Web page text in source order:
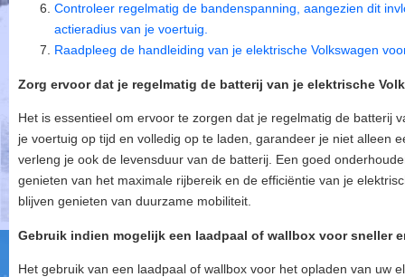
Controleer regelmatig de bandenspanning, aangezien dit
actieradius van je voertuig.
Raadpleeg de handleiding van je elektrische Volkswagen
Zorg ervoor dat je regelmatig de batterij van je elektrische
Het is essentieel om ervoor te zorgen dat je regelmatig de batterij
je voertuig op tijd en volledig op te laden, garandeer je niet alleen
verleng je ook de levensduur van de batterij. Een goed
genieten van het maximale rijbereik en de efficiëntie van je
blijven genieten van duurzame mobiliteit.
Gebruik indien mogelijk een laadpaal of wallbox voor sneller
Het gebruik van een laadpaal of wallbox voor het opladen van uw